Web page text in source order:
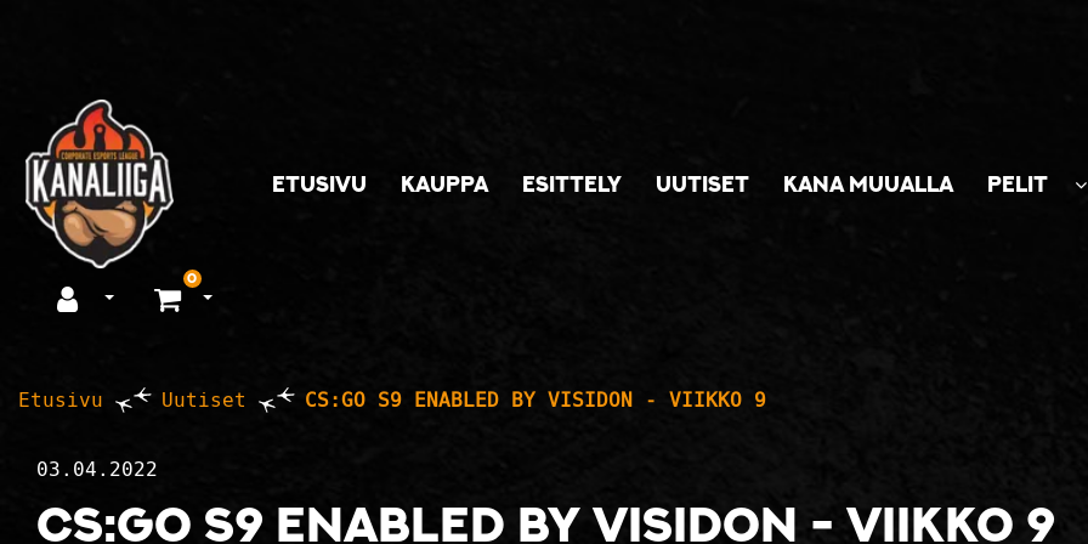
ETUSIVU KAUPPA ESITTELY UUTISET KANA MUUALLA PELIT
Avaa kirjautuminen
0
Avaa ostoskori
Etusivu Uutiset CS:GO S9 ENABLED BY VISIDON - VIIKKO 9
03.04.2022
CS:GO S9 ENABLED BY VISIDON - VIIKKO 9